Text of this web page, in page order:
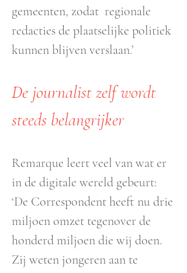
gemeenten, zodat regionale
redacties de plaatselijke politiek
kunnen blijven verslaan.’
De journalist zelf wordt
steeds belangrijker
Remarque leert veel van wat er
in de digitale wereld gebeurt:
‘De Correspondent heeft nu drie
miljoen omzet tegenover de
honderd miljoen die wij doen.
Zij weten jongeren aan te